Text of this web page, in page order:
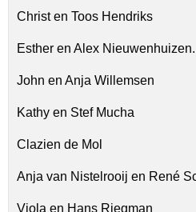
Christ en Toos Hendriks
Esther en Alex Nieuwenhuizen.
John en Anja Willemsen
Kathy en Stef Mucha
Clazien de Mol
Anja van Nistelrooij en René
Viola en Hans Riegman